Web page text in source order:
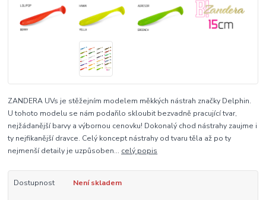
ZANDERA UVs je stěžejním modelem měkkých nástrah značky Delphin.
U tohoto modelu se nám podařilo skloubit bezvadně pracující tvar,
nejžádanější barvy a výbornou cenovku! Dokonalý chod nástrahy zaujme i
ty nejfikanější dravce. Celý koncept nástrahy od tvaru těla až po ty
nejmenší detaily je uzpůsoben... celý popis
Dostupnost Není skladem